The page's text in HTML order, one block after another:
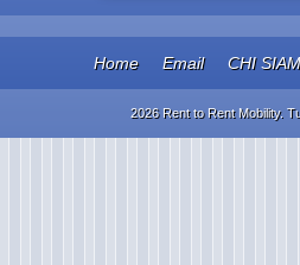
Home Email CHI
2026 Rent to Rent Mobility.